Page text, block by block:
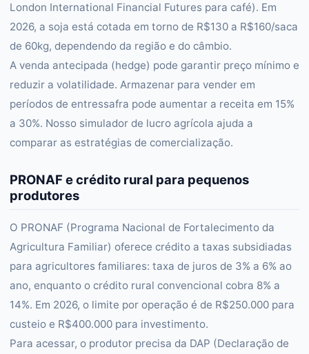
London International Financial Futures para café). Em
2026, a soja está cotada em torno de R$130 a R$160/saca
de 60kg, dependendo da região e do câmbio.
A venda antecipada (hedge) pode garantir preço mínimo e
reduzir a volatilidade. Armazenar para vender em
períodos de entressafra pode aumentar a receita em 15%
a 30%. Nosso simulador de lucro agrícola ajuda a
comparar as estratégias de comercialização.
PRONAF e crédito rural para pequenos
produtores
O PRONAF (Programa Nacional de Fortalecimento da
Agricultura Familiar) oferece crédito a taxas subsidiadas
para agricultores familiares: taxa de juros de 3% a 6% ao
ano, enquanto o crédito rural convencional cobra 8% a
14%. Em 2026, o limite por operação é de R$250.000 para
custeio e R$400.000 para investimento.
Para acessar, o produtor precisa da DAP (Declaração de